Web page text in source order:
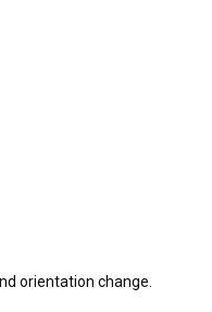
orientation change.